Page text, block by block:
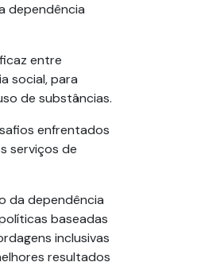
dependência
entre
social, para
de substâncias.
enfrentados
serviços de
da dependência
baseadas
inclusivas
resultados